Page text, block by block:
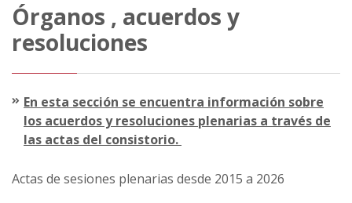
Órganos , acuerdos y
resoluciones
En esta sección se encuentra información sobre
los acuerdos y resoluciones plenarias a través de
las actas del consistorio.
Actas de sesiones plenarias desde 2015 a 2026